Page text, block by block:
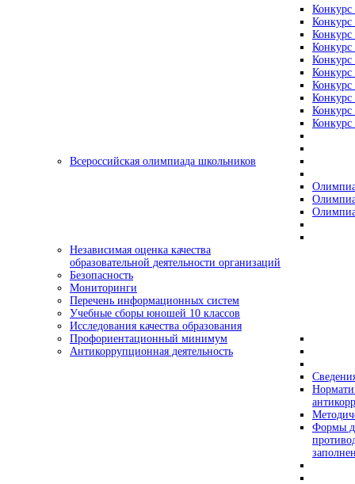
Конкурс
Конкурс
Конкурс
Конкурс
Конкурс
Конкурс
Конкурс
Конкурс
Конкурс
Конкурс
Всероссийская олимпиада школьников
Независимая оценка качества
образовательной деятельности организаций
Безопасность
Мониторинги
Перечень информационных систем
Учебные сборы юношей 10 классов
Исследования качества образования
Профориентационный минимум
Антикоррупционная деятельность
Формы